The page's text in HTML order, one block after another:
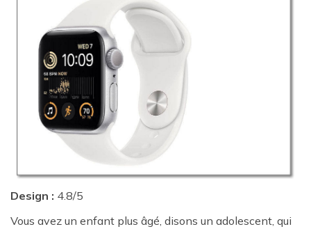
Design : 4.8/5
Vous avez un enfant plus âgé, disons un adolescent, qui